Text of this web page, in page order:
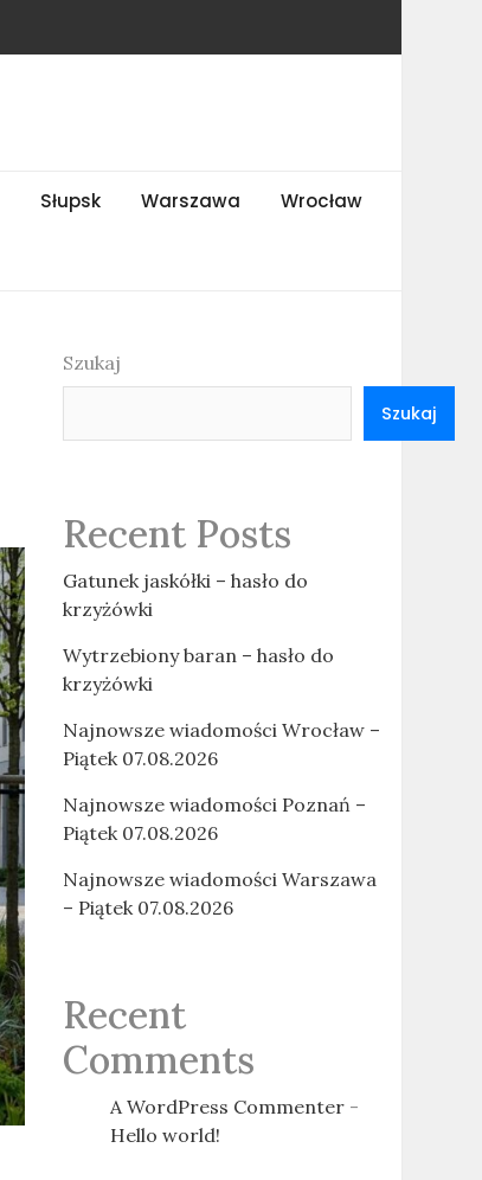
Słupsk Warszawa Wrocław
Szukaj
Szukaj
Recent Posts
Gatunek jaskółki – hasło do
krzyżówki
Wytrzebiony baran – hasło do
krzyżówki
Najnowsze wiadomości Wrocław –
Piątek 07.08.2026
Najnowsze wiadomości Poznań –
Piątek 07.08.2026
Najnowsze wiadomości Warszawa
– Piątek 07.08.2026
Recent
Comments
A WordPress Commenter-
Hello world!